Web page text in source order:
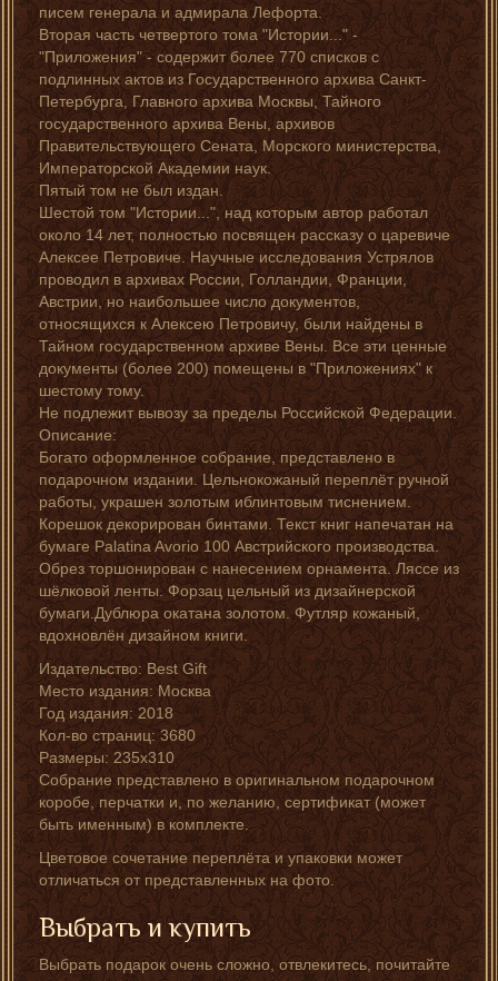
писем генерала и адмирала Лефорта.
Вторая часть четвертого тома "Истории..." -
"Приложения" - содержит более 770 списков с
подлинных актов из Государственного архива Санкт-
Петербурга, Главного архива Москвы, Тайного
государственного архива Вены, архивов
Правительствующего Сената, Морского министерства,
Императорской Академии наук.
Пятый том не был издан.
Шестой том "Истории...", над которым автор работал
около 14 лет, полностью посвящен рассказу о царевиче
Алексее Петровиче. Научные исследования Устрялов
проводил в архивах России, Голландии, Франции,
Австрии, но наибольшее число документов,
относящихся к Алексею Петровичу, были найдены в
Тайном государственном архиве Вены. Все эти ценные
документы (более 200) помещены в "Приложениях" к
шестому тому.
Не подлежит вывозу за пределы Российской Федерации.
Описание:
Богато оформленное собрание, представлено в
подарочном издании. Цельнокожаный переплёт ручной
работы, украшен золотым иблинтовым тиснением.
Корешок декорирован бинтами. Текст книг напечатан на
бумаге Palatina Avorio 100 Австрийского производства.
Обрез торшонирован с нанесением орнамента. Ляссе из
шёлковой ленты. Форзац цельный из дизайнерской
бумаги.Дублюра окатана золотом. Футляр кожаный,
вдохновлён дизайном книги.
Издательство: Best Gift
Место издания: Москва
Год издания: 2018
Кол-во страниц: 3680
Размеры: 235х310
Собрание представлено в оригинальном подарочном
коробе, перчатки и, по желанию, сертификат (может
быть именным) в комплекте.
Цветовое сочетание переплёта и упаковки может
отличаться от представленных на фото.
Выбрать и купить
Выбрать подарок очень сложно, отвлекитесь, почитайте